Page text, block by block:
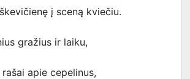
į sceną kviečiu.
gražius ir laiku,
apie cepelinus,